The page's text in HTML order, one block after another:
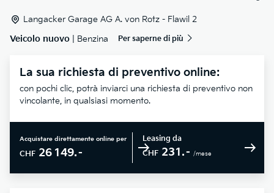
Langacker Garage AG A. von Rotz - Flawil 2
Veicolo nuovo | Benzina Per saperne di più
La sua richiesta di preventivo online:
con pochi clic, potrà inviarci una richiesta di preventivo non
vincolante, in qualsiasi momento.
Acquistare direttamente online per
CHF 26 149.–
Leasing da
CHF 231.– /mese